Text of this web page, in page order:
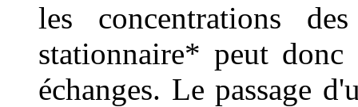
les concentrations
stationnaire* peut
échanges. Le passage